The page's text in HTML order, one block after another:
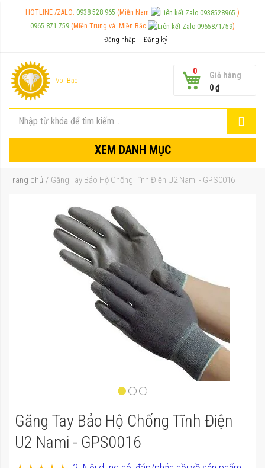
HOTLINE /ZALO: 0938 528 965 (Miền Nam
)
0965 871 759 (Miền Trung và Miền Bắc
)
Đăng nhập
Đăng ký
Voi Bạc
XEM DANH MỤC
Giỏ hàng
0
0 ₫
Trang chủ Găng Tay Bảo Hộ Chống Tĩnh Điện U2 Nami - GPS0016
đến
phần
Găng Tay Bảo Hộ Chống Tĩnh Điện
U2 Nami - GPS0016